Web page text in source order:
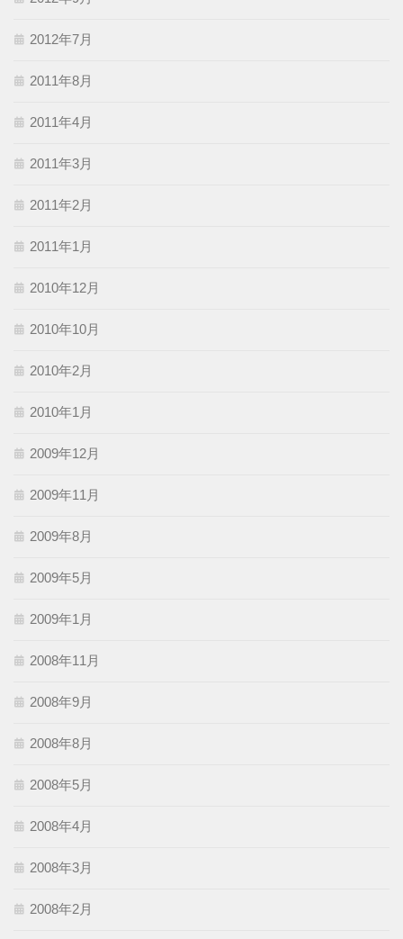
2012年7月
2011年8月
2011年4月
2011年3月
2011年2月
2011年1月
2010年12月
2010年10月
2010年2月
2010年1月
2009年12月
2009年11月
2009年8月
2009年5月
2009年1月
2008年11月
2008年9月
2008年8月
2008年5月
2008年4月
2008年3月
2008年2月